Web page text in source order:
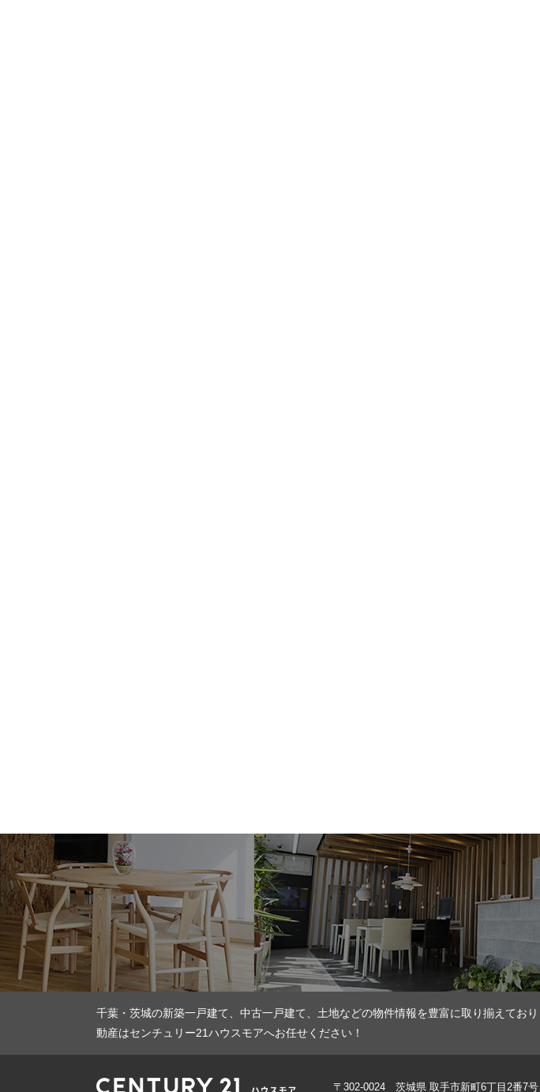
千葉・茨城の新築一戸建て、中古一戸建て、土地などの物件情報を豊富に取り揃えてお
動産はセンチュリー21ハウスモアへお任せください！
〒302-0024 茨城県 取手市新町6丁目2番7号